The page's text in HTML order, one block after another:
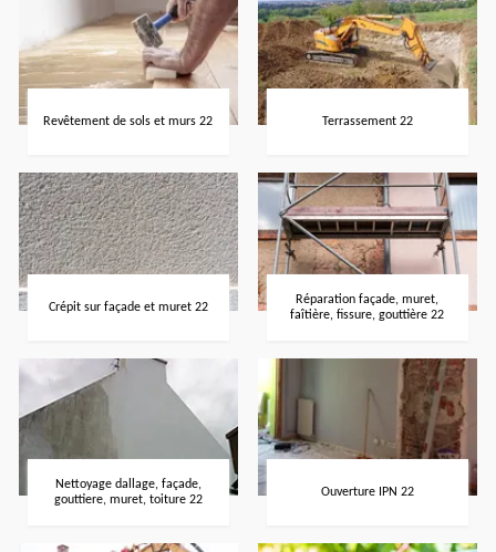
Revêtement de sols et murs 22 Terrassement 22
Crépit sur façade et muret 22
Réparation façade, muret,
faîtière, fissure, gouttière 22
Nettoyage dallage, façade,
gouttiere, muret, toiture 22
Ouverture IPN 22